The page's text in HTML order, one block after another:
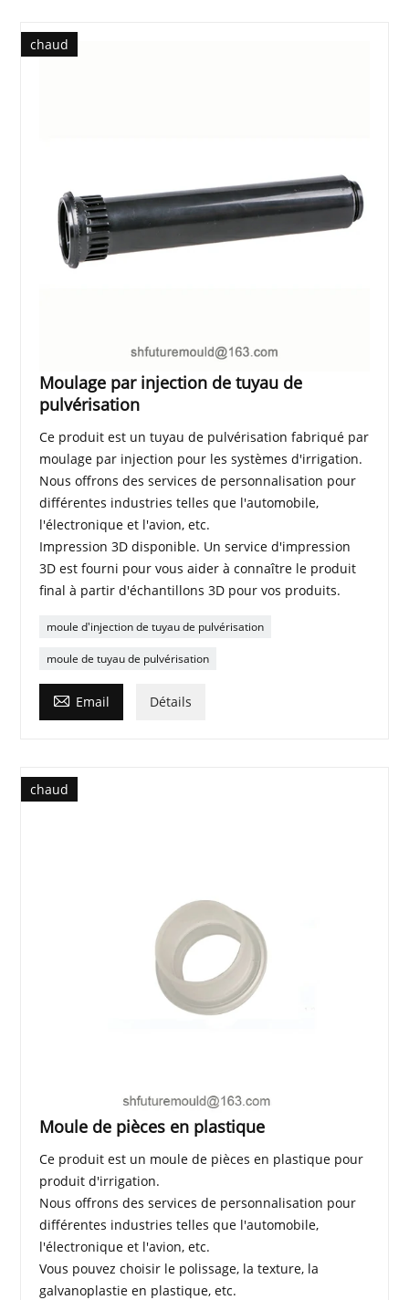
chaud
Moulage par injection de tuyau de
pulvérisation
Ce produit est un tuyau de pulvérisation fabriqué par
moulage par injection pour les systèmes d'irrigation.
Nous offrons des services de personnalisation pour
différentes industries telles que l'automobile,
l'électronique et l'avion, etc.
Impression 3D disponible. Un service d'impression
3D est fourni pour vous aider à connaître le produit
final à partir d'échantillons 3D pour vos produits.
moule d'injection de tuyau de pulvérisation
moule de tuyau de pulvérisation
 Email Détails
chaud
Moule de pièces en plastique
Ce produit est un moule de pièces en plastique pour
produit d'irrigation.
Nous offrons des services de personnalisation pour
différentes industries telles que l'automobile,
l'électronique et l'avion, etc.
Vous pouvez choisir le polissage, la texture, la
galvanoplastie en plastique, etc.